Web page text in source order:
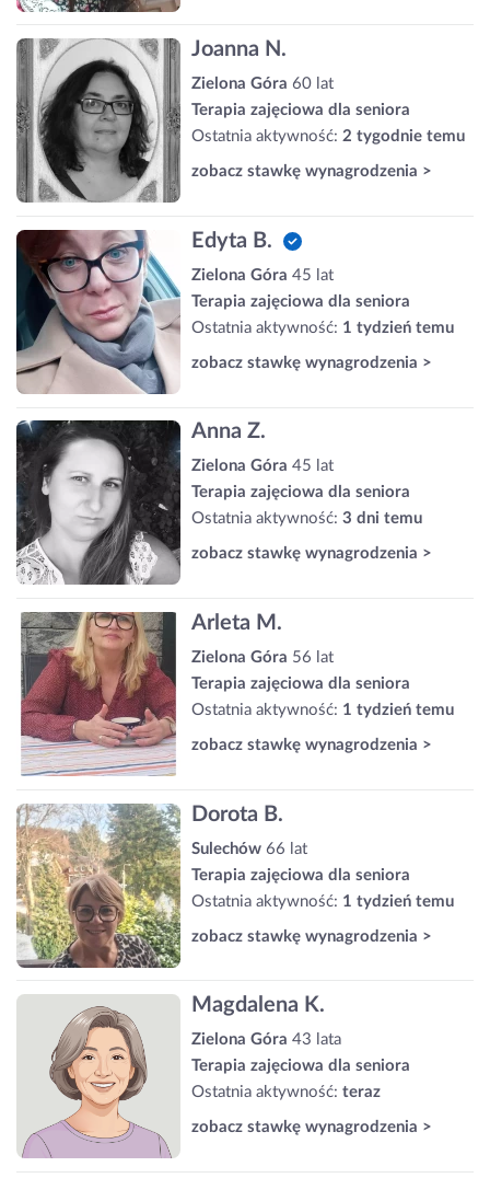
Joanna N.
Zielona Góra 60 lat
Terapia zajęciowa dla seniora
Ostatnia aktywność: 2 tygodnie temu
zobacz stawkę wynagrodzenia >
Edyta B.
Zielona Góra 45 lat
Terapia zajęciowa dla seniora
Ostatnia aktywność: 1 tydzień temu
zobacz stawkę wynagrodzenia >
Anna Z.
Zielona Góra 45 lat
Terapia zajęciowa dla seniora
Ostatnia aktywność: 3 dni temu
zobacz stawkę wynagrodzenia >
Arleta M.
Zielona Góra 56 lat
Terapia zajęciowa dla seniora
Ostatnia aktywność: 1 tydzień temu
zobacz stawkę wynagrodzenia >
Dorota B.
Sulechów 66 lat
Terapia zajęciowa dla seniora
Ostatnia aktywność: 1 tydzień temu
zobacz stawkę wynagrodzenia >
Magdalena K.
Zielona Góra 43 lata
Terapia zajęciowa dla seniora
Ostatnia aktywność: teraz
zobacz stawkę wynagrodzenia >